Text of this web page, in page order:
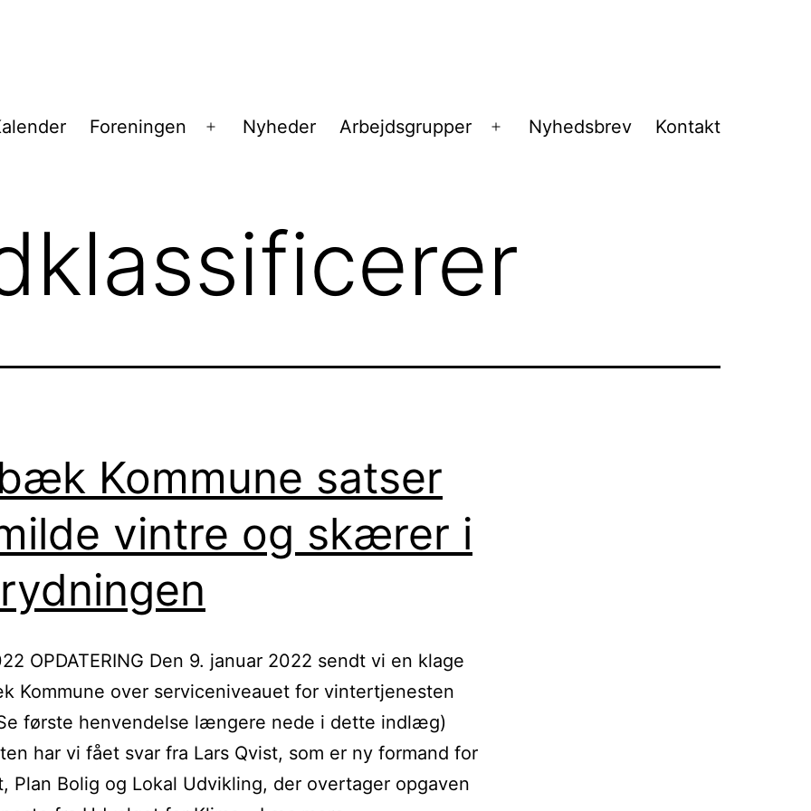
Foreningen
Åbn
Nyheder Arbejdsgrupper
Åbn
Nyhedsbrev Kontakt
Kommune satser
vintre og skærer i
OPDATERING Den 9. januar 2022 sendt vi en klage
Kommune over serviceniveauet for vintertjenesten
første henvendelse længere nede i dette indlæg)
har vi fået svar fra Lars Qvist, som er ny formand for
Plan Bolig og Lokal Udvikling, der overtager opgaven